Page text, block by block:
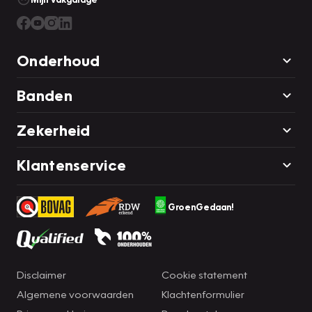
Onderhoud
Banden
Zekerheid
Klantenservice
GroenGedaan!
Disclaimer
Algemene voorwaarden
Cookie statement
Klachtenformulier